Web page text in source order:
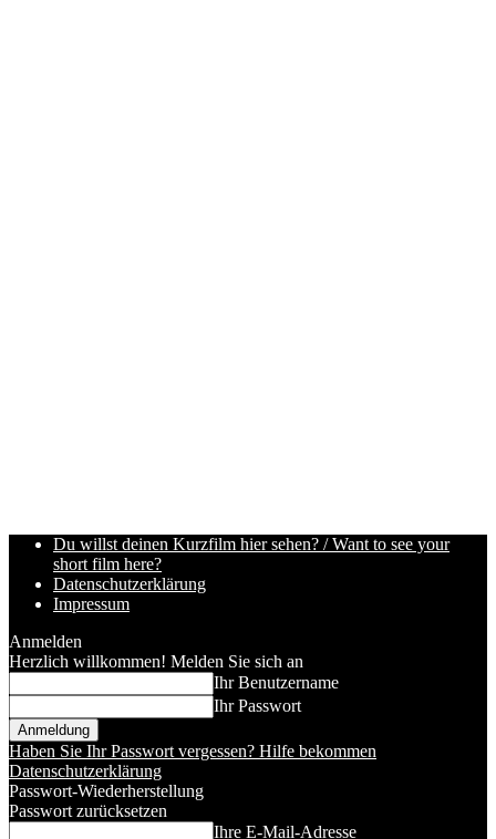
Du willst deinen Kurzfilm hier sehen? / Want to see your
short film here?
Datenschutzerklärung
Impressum
Anmelden
Herzlich willkommen! Melden Sie sich an
Ihr Benutzername
Ihr Passwort
Haben Sie Ihr Passwort vergessen? Hilfe bekommen
Datenschutzerklärung
Passwort-Wiederherstellung
Passwort zurücksetzen
Ihre E-Mail-Adresse